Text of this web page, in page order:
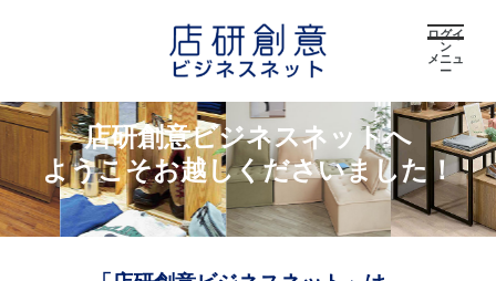
ログイ
ン
メニュ
ー
店研創意ビジネスネットへ
ようこそお越しくださいました！